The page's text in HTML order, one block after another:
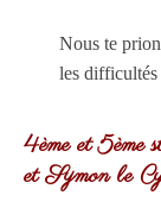
Nous te
les difficultés
4ème et 5ème
et Symon le